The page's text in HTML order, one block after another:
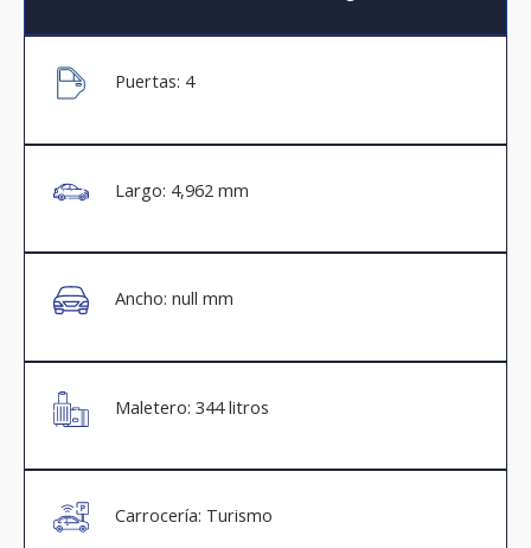
Puertas: 4
Largo: 4,962 mm
Ancho: null mm
Maletero: 344 litros
Carrocería: Turismo